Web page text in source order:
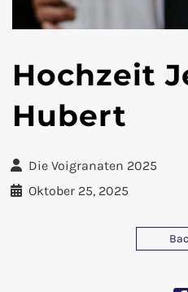
Hochzeit
Hubert
Die Voigranaten 2025
Oktober 25, 2025